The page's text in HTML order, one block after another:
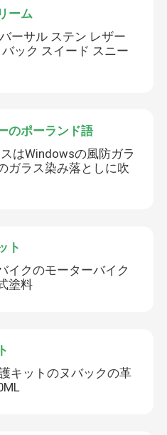
ーム
ーサル ステン レザー
ック スイード スニー
のポーランド語
はWindowsの風防ガラ
ガラス染み落としに吹
ト
イクのモーターバイク
塗料
キットのヌバックの革